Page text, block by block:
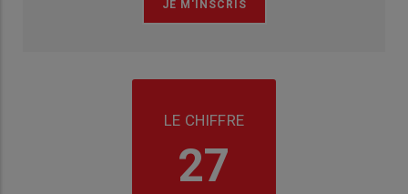
LE CHIFFRE
27